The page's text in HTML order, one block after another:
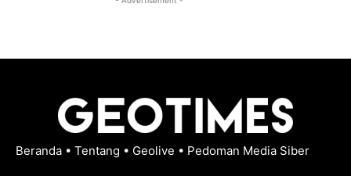
Beranda • Tentang • Geolive • Pedoman Media Siber